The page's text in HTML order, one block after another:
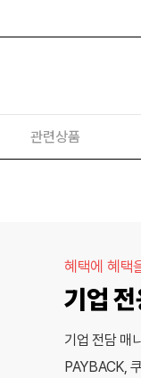
관련상품
혜택에 혜택
기업
기업 전담 매
PAYBACK,